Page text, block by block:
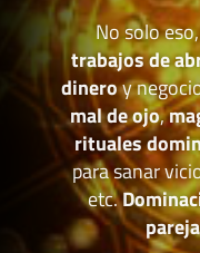
No solo
trabajos de
dineroy
mal de ojo,
rituales
para sanar
etc.
pareja